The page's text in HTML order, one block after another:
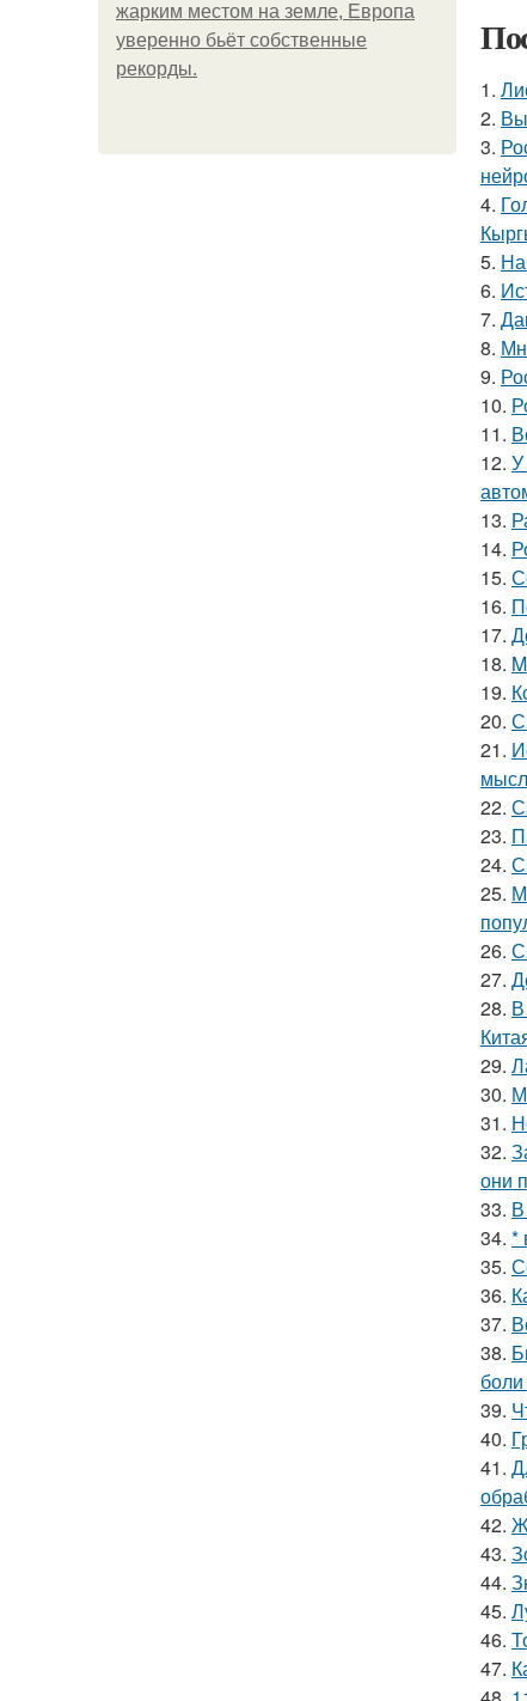
жарким местом на земле, Европа
уверенно бьёт собственные
рекорды.
1.
2.
3.
4.
5.
6.
7.
8.
9.
10.
11.
12. У
13.
14.
15.
16.
17.
18.
19.
20.
21.
22.
23.
24.
25.
26.
27.
28.
29.
30.
31.
32.
они
33.
34. *
35.
36.
37.
38.
39.
40.
41.
42.
43.
44.
45.
46.
47.